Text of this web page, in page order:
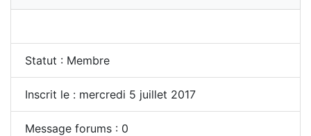
Statut : Membre
Inscrit le : mercredi 5 juillet 2017
Message forums : 0